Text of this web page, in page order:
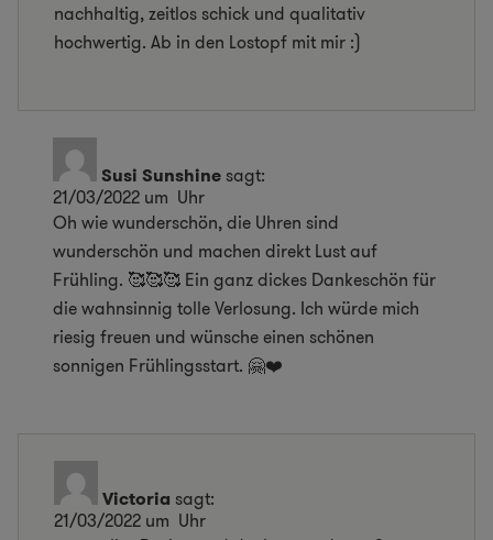
nachhaltig, zeitlos schick und qualitativ
hochwertig. Ab in den Lostopf mit mir :)
Susi Sunshinesagt:
21/03/2022 um Uhr
Oh wie wunderschön, die Uhren sind
wunderschön und machen direkt Lust auf
Frühling. 🥰🥰🥰 Ein ganz dickes Dankeschön für
die wahnsinnig tolle Verlosung. Ich würde mich
riesig freuen und wünsche einen schönen
sonnigen Frühlingsstart. 🤗⁠❤️
Victoria sagt:
21/03/2022 um Uhr